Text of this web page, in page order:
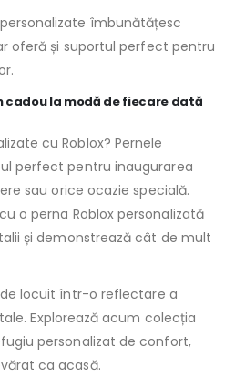
îmbunătățesc
oferă și suportul perfect pentru
cadou la modă de fiecare dată
cu Roblox? Pernele
perfect pentru inaugurarea
sau orice ocazie specială.
o perna Roblox personalizată
și demonstrează cât de mult
locuit într-o reflectare a
Explorează acum colecția
personalizat de confort,
ca acasă.